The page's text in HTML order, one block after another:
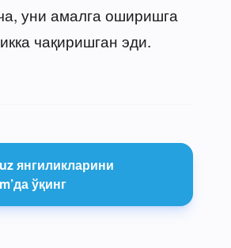
уни амалга оширишга
чақиришган эди.
янгиликларини
ўқинг